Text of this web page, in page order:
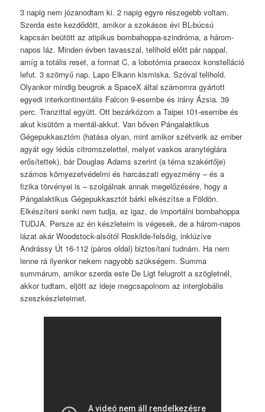
3 napig nem józanodtam ki. 2 napig egyre részegebb voltam.
Szerda este kezdődött, amikor a szokásos évi BL-búcsú
kapcsán beütött az atipikus bombahoppa-szindróma, a három-
napos láz. Minden évben tavasszal, telihold előtt pár nappal,
amíg a totális reset, a format C, a lobotómia praecox konstelláció
lefut. 3 szörnyű nap. Lapo Elkann kismiska. Szóval telihold.
Olyankor mindig beugrok a SpaceX által számomra gyártott
egyedi interkontinentális Falcon 9-esembe és irány Ázsia. 39
perc. Tranzittal együtt. Ott bezárkózom a Taipei 101-esembe és
akut kisütöm a mentál-akkut. Van bőven Pángalaktikus
Gégepukkasztóm (hatása olyan, mint amikor szétverik az ember
agyát egy lédús citromszelettel, melyet vaskos aranytéglára
erősítettek), bár Douglas Adams szerint (a téma szakértője)
számos környezetvédelmi és harcászati egyezmény – és a
fizika törvényei is – szolgálnak annak megelőzésére, hogy a
Pángalaktikus Gégepukkasztót bárki elkészítse a Földön.
Elkészíteni senki nem tudja, ez igaz, de importálni bombahoppa
TUDJA. Persze az én készleteim is végesek, de a három-napos
lázat akár Woodstock-alsótól Roskilde-felsőig, inklúzíve
Andrássy Út 16-112 (páros oldal) biztosítani tudnám. Ha nem
lenne rá ilyenkor nekem nagyobb szükségem. Summa
summárum, amikor szerda este De Ligt felugrott a szögletnél,
akkor tudtam, eljött az ideje megcsapolnom az interglobális
szeszkészleteimet.